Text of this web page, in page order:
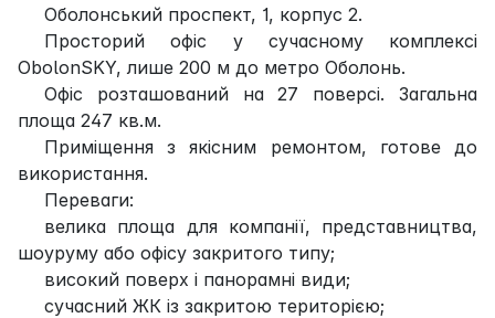
Оболонський проспект, 1, корпус 2.
Просторий офіс у сучасному комплексі
ObolonSKY, лише 200 м до метро Оболонь.
Офіс розташований на 27 поверсі. Загальна
площа 247 кв.м.
Приміщення з якісним ремонтом, готове до
використання.
Переваги:
велика площа для компанії, представництва,
шоуруму або офісу закритого типу;
високий поверх і панорамні види;
сучасний ЖК із закритою територією;